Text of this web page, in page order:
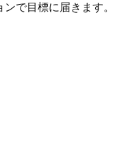
で目標に届きます。